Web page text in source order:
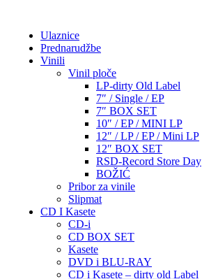
Ulaznice
Prednarudžbe
Vinili
Vinil ploče
LP-dirty Old Label
7″ / Single / EP
7″ BOX SET
10″ / EP / MINI LP
12″ / LP / EP / Mini LP
12″ BOX SET
RSD-Record Store Day
BOŽIĆ
Pribor za vinile
Slipmat
CD I Kasete
CD-i
CD BOX SET
Kasete
DVD i BLU-RAY
CD i Kasete – dirty old Label